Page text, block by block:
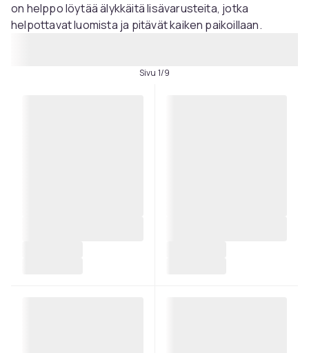
on helppo löytää älykkäitä lisävarusteita, jotka
helpottavat luomista ja pitävät kaiken paikoillaan.
Sivu 1/9